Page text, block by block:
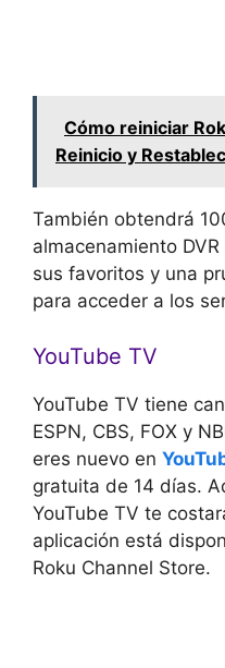
Cómo reiniciar
Reinicio y
También obtendrá
almacenamiento
sus favoritos y una
para acceder a los
YouTube TV
YouTube TV tiene
ESPN, CBS, FOX y
eres nuevo en
gratuita de 14 días.
YouTube TV te
aplicación está
Roku Channel Store.